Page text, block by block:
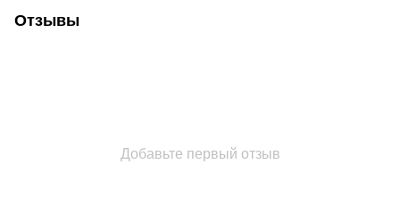
Отзывы
Добавьте первый отзыв